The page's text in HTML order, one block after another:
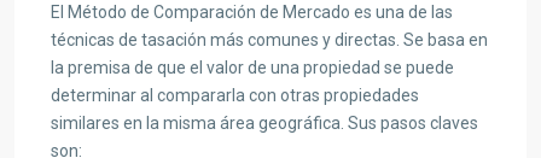
El Método de Comparación de Mercado es una de las
técnicas de tasación más comunes y directas. Se basa en
la premisa de que el valor de una propiedad se puede
determinar al compararla con otras propiedades
similares en la misma área geográfica. Sus pasos claves
son: